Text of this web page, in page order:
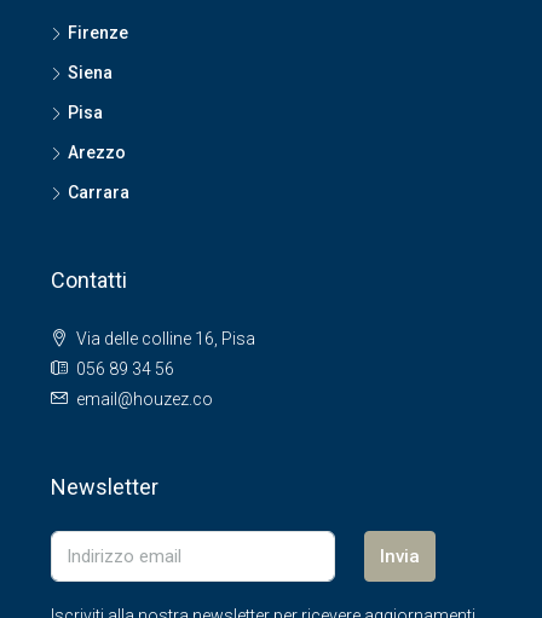
Firenze
Siena
Pisa
Arezzo
Carrara
Contatti
Via delle colline 16, Pisa
056 89 34 56
email@houzez.co
Newsletter
Invia